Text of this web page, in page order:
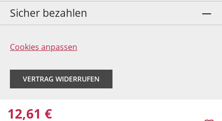
12,61 €
Sicher bezahlen
Cookies anpassen
VERTRAG WIDERRUFEN